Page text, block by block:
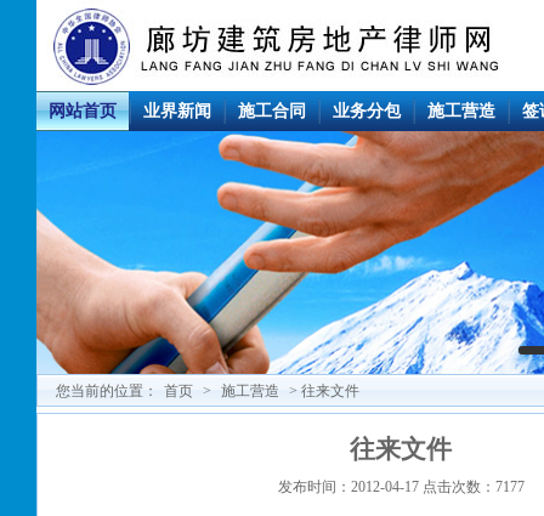
网站首页 业界新闻 施工合同 业务分包 施工营造 签
您当前的位置： 首页 > 施工营造 > 往来文件
往来文件
发布时间：2012-04-17 点击次数：7177